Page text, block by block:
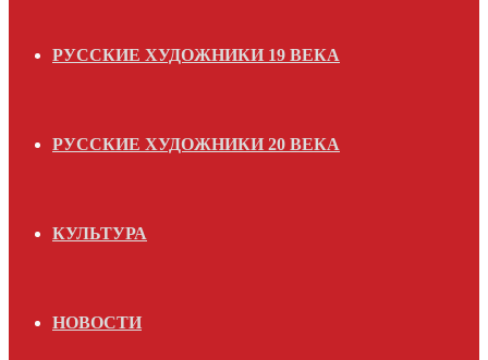
РУССКИЕ ХУДОЖНИКИ 19 ВЕКА
РУССКИЕ ХУДОЖНИКИ 20 ВЕКА
КУЛЬТУРА
НОВОСТИ